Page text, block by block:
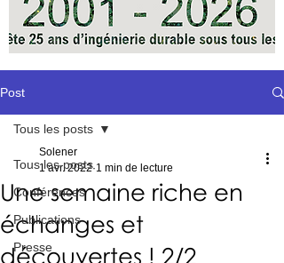
Post
Tous les posts
Conférences
Publications
Presse
Tous les posts
Une semaine riche en
échanges et
découvertes ! 2/2
Solener
1 avr. 2022 1 min de lecture